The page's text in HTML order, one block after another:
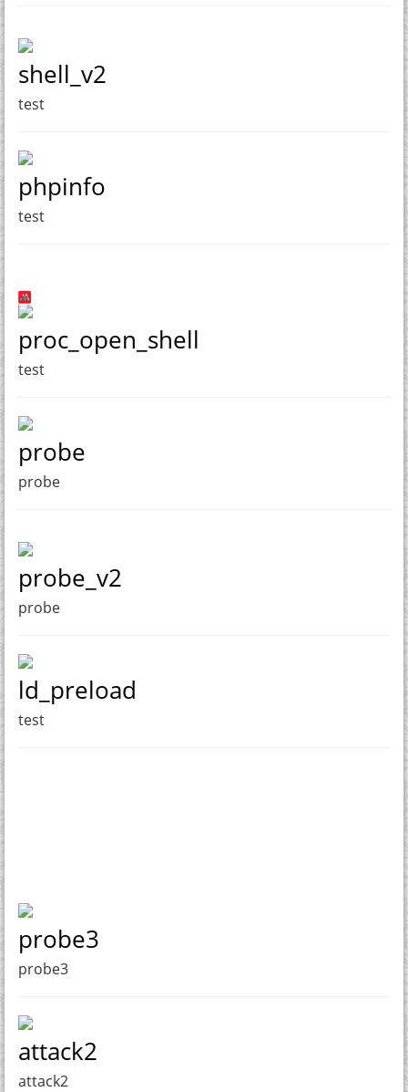
shell_v2
test
phpinfo
test
proc_open_shell
test
probe
probe
probe_v2
probe
ld_preload
test
probe3
probe3
attack2
attack2